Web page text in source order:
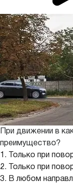
При движении в
преимущество?
1. Только при
2. Только при
3. В любом